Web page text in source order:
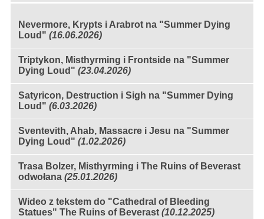
Nevermore, Krypts i Arabrot na "Summer Dying
Loud" (16.06.2026)
Triptykon, Misthyrming i Frontside na "Summer
Dying Loud" (23.04.2026)
Satyricon, Destruction i Sigh na "Summer Dying
Loud" (6.03.2026)
Sventevith, Ahab, Massacre i Jesu na "Summer
Dying Loud" (1.02.2026)
Trasa Bolzer, Misthyrming i The Ruins of Beverast
odwołana (25.01.2026)
Wideo z tekstem do "Cathedral of Bleeding
Statues" The Ruins of Beverast (10.12.2025)